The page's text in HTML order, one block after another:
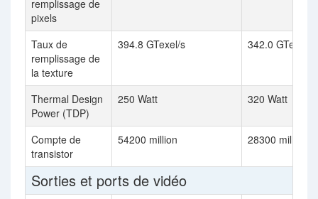
remplissage de
pixels
Taux de
remplissage de
la texture
394.8 GTexel/s 342.0 GTexel/s
Thermal Design
Power (TDP)
250 Watt 320 Watt
Compte de
transistor
54200 million 28300 million
Sorties et ports de vidéo